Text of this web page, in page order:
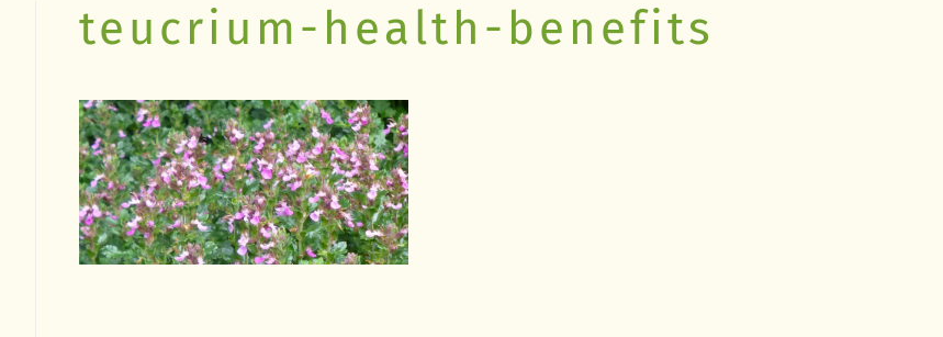
teucrium-health-benefits